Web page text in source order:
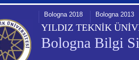
YILDIZ TEKNİK
Bologna Bilgi
Bologna 2018 Bologna 2013